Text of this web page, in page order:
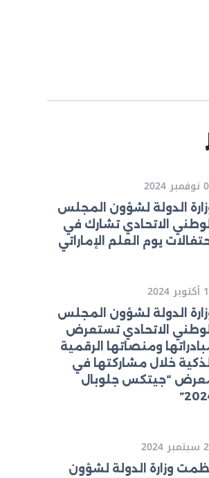
2024
الدولة لشؤون المجلس
الوطني الاتحادي تشارك في
يوم العلم الإماراتي
الدولة لشؤون المجلس
الوطني الاتحادي تستعرض
ومنصاتها الرقمية
الذكية خلال مشاركتها في
“جيتكس جلوبال
وزارة الدولة لشؤون